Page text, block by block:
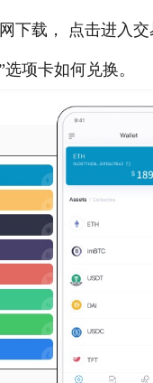
下载， 点击进入交
项卡如何兑换。